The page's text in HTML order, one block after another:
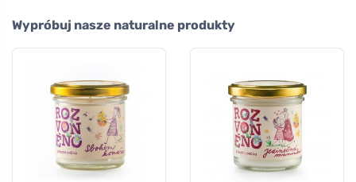
Wypróbuj nasze naturalne produkty